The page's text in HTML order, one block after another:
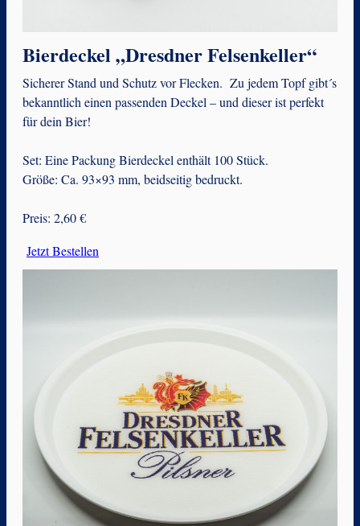
Bierdeckel „Dresdner Felsenkeller“
Sicherer Stand und Schutz vor Flecken. Zu jedem Topf gibt´s
bekanntlich einen passenden Deckel – und dieser ist perfekt
für dein Bier!
Set: Eine Packung Bierdeckel enthält 100 Stück.
Größe: Ca. 93×93 mm, beidseitig bedruckt.
Preis: 2,60 €
Jetzt Bestellen